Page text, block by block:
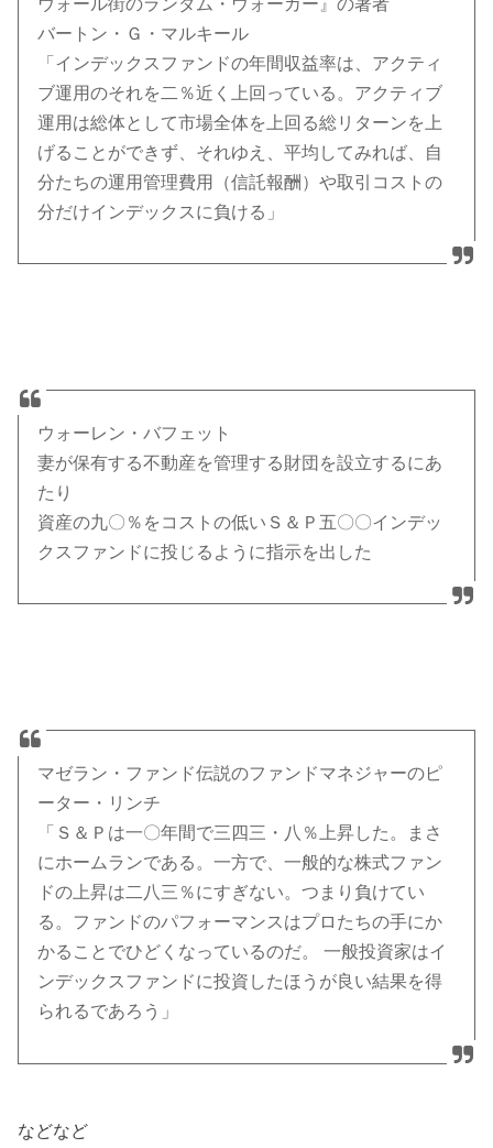
バートン・Ｇ・マルキール
「インデックスファンドの年間収益率は、アクティ
ブ運用のそれを二％近く上回っている。アクティブ
運用は総体として市場全体を上回る総リターンを上
げることができず、それゆえ、平均してみれば、自
分たちの運用管理費用（信託報酬）や取引コストの
分だけインデックスに負ける」
ウォーレン・バフェット
妻が保有する不動産を管理する財団を設立するにあ
たり
資産の九〇％をコストの低いＳ＆Ｐ五〇〇インデッ
クスファンドに投じるように指示を出した
マゼラン・ファンド伝説のファンドマネジャーのピ
ーター・リンチ
「Ｓ＆Ｐは一〇年間で三四三・八％上昇した。まさ
にホームランである。一方で、一般的な株式ファン
ドの上昇は二八三％にすぎない。つまり負けてい
る。ファンドのパフォーマンスはプロたちの手にか
かることでひどくなっているのだ。 一般投資家はイ
ンデックスファンドに投資したほうが良い結果を得
られるであろう」
などなど